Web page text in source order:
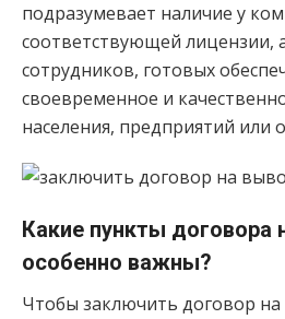
подразумевает наличие у
соответствующей лицензии,
сотрудников, готовых
своевременное и
населения, предприятий или
Какие пункты договора
особенно важны?
Чтобы заключить договор